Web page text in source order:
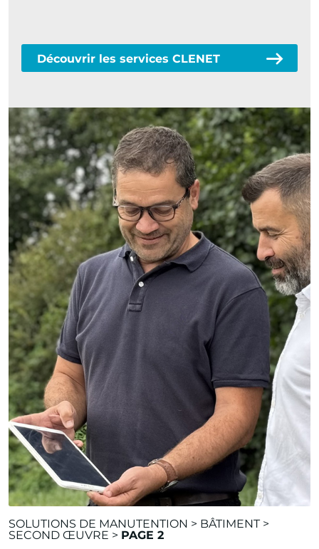
Découvrir les services CLENET
SOLUTIONS DE MANUTENTION > BÂTIMENT>
SECOND ŒUVRE > PAGE 2